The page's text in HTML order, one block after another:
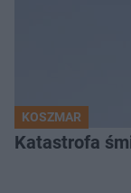
KOSZMAR
Katastrofa